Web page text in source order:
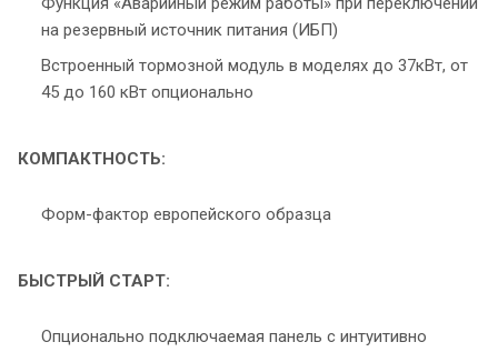
на резервный источник питания (ИБП)
Встроенный тормозной модуль в моделях до 37кВт, от
45 до 160 кВт опционально
КОМПАКТНОСТЬ:
Форм-фактор европейского образца
БЫСТРЫЙ СТАРТ:
Опционально подключаемая панель с интуитивно